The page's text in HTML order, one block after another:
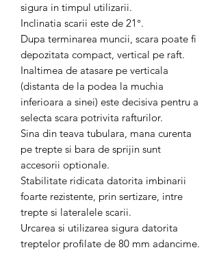
sigura in timpul utilizarii.
Inclinatia scarii este de 21°.
Dupa terminarea muncii, scara poate fi
depozitata compact, vertical pe raft.
Inaltimea de atasare pe verticala
(distanta de la podea la muchia
inferioara a sinei) este decisiva pentru a
selecta scara potrivita rafturilor.
Sina din teava tubulara, mana curenta
pe trepte si bara de sprijin sunt
accesorii optionale.
Stabilitate ridicata datorita imbinarii
foarte rezistente, prin sertizare, intre
trepte si lateralele scarii.
Urcarea si utilizarea sigura datorita
treptelor profilate de 80 mm adancime.